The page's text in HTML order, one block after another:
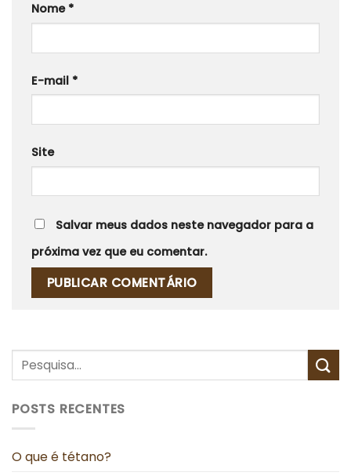
Nome *
E-mail *
Site
Salvar meus dados neste navegador para a
próxima vez que eu comentar.
POSTS RECENTES
O que é tétano?